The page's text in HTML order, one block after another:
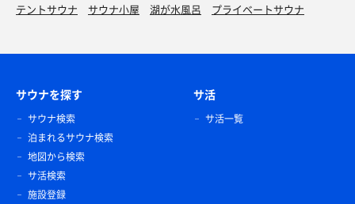
テントサウナ
サウナ小屋 湖が水風呂 プライベートサウナ
サウナを探す
サウナ検索
泊まれるサウナ検索
地図から検索
サ活検索
施設登録
サ活
サ活一覧